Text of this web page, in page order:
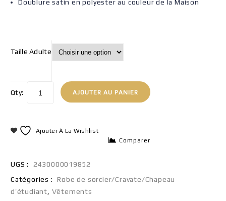
Doublure satin en polyester au couleur de la Maison
Taille Adulte
Qty: AJOUTER AU PANIER
Ajouter À La Wishlist
Comparer
UGS :
2430000019852
Catégories :
Robe de sorcier/Cravate/Chapeau
d’étudiant
Vêtements